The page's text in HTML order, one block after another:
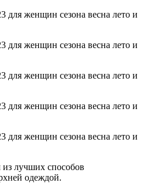
лучших способов
одеждой.